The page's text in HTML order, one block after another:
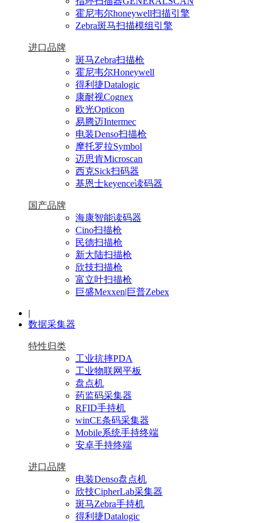
霍尼韦尔honeywell扫描引擎
Zebra斑马扫描模组引擎
进口品牌
斑马Zebra扫描枪
霍尼韦尔Honeywell
得利捷Datalogic
康耐视Cognex
欧光Opticon
易腾迈Intermec
电装Denso扫描枪
摩托罗拉Symbol
迈思肯Microscan
西克Sick扫码器
基恩士keyence读码器
国产品牌
海康智能读码器
Cino扫描枪
民德扫描枪
新大陆扫描枪
欣技扫描枪
富立叶扫描枪
巨盛Mexxen|巨普Zebex
|
数据采集器
特性归类
工业抗摔PDA
工业物联网平板
盘点机
药监码采集器
RFID手持机
winCE条码采集器
Mobile系统手持终端
安卓手持终端
进口品牌
电装Denso盘点机
欣技CipherLab采集器
斑马Zebra手持机
得利捷Datalogic